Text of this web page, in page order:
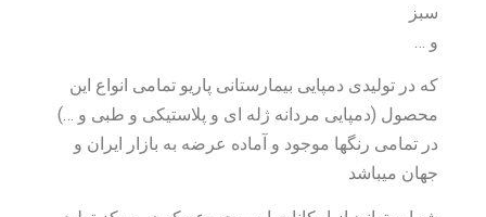
سبز
و …
که در تولیدی دمپایی بیمارستانی پاریو تمامی انواع این
محصول (دمپایی مردانه ژله ای و پلاستیکی و طبی و …)
در تمامی رنگها موجود و آماده عرضه به بازار ایران و
جهان میباشد